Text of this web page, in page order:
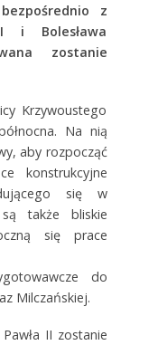
z
i Bolesława
zostanie
Krzywoustego
Na nią
aby rozpocząć
konstrukcyjne
się w
także bliskie
się prace
do
Milczańskiej.
II zostanie